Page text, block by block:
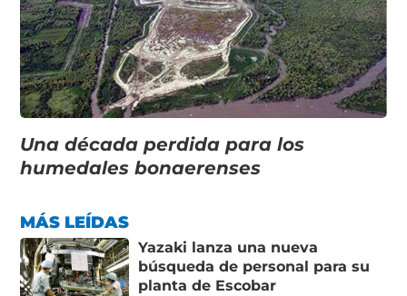
Una década perdida para los
humedales bonaerenses
MÁS LEÍDAS
Yazaki lanza una nueva
búsqueda de personal para su
planta de Escobar